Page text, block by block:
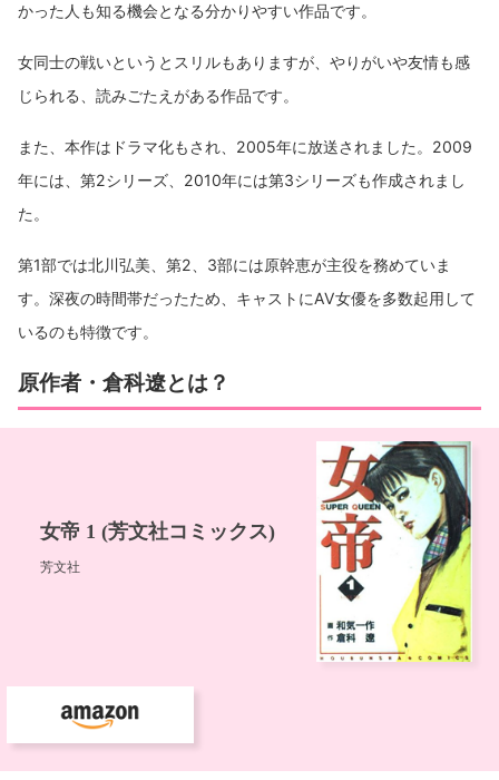
かった人も知る機会となる分かりやすい作品です。
女同士の戦いというとスリルもありますが、やりがいや友情も感
じられる、読みごたえがある作品です。
また、本作はドラマ化もされ、2005年に放送されました。2009
年には、第2シリーズ、2010年には第3シリーズも作成されまし
た。
第1部では北川弘美、第2、3部には原幹恵が主役を務めていま
す。深夜の時間帯だったため、キャストにAV女優を多数起用して
いるのも特徴です。
原作者・倉科遼とは？